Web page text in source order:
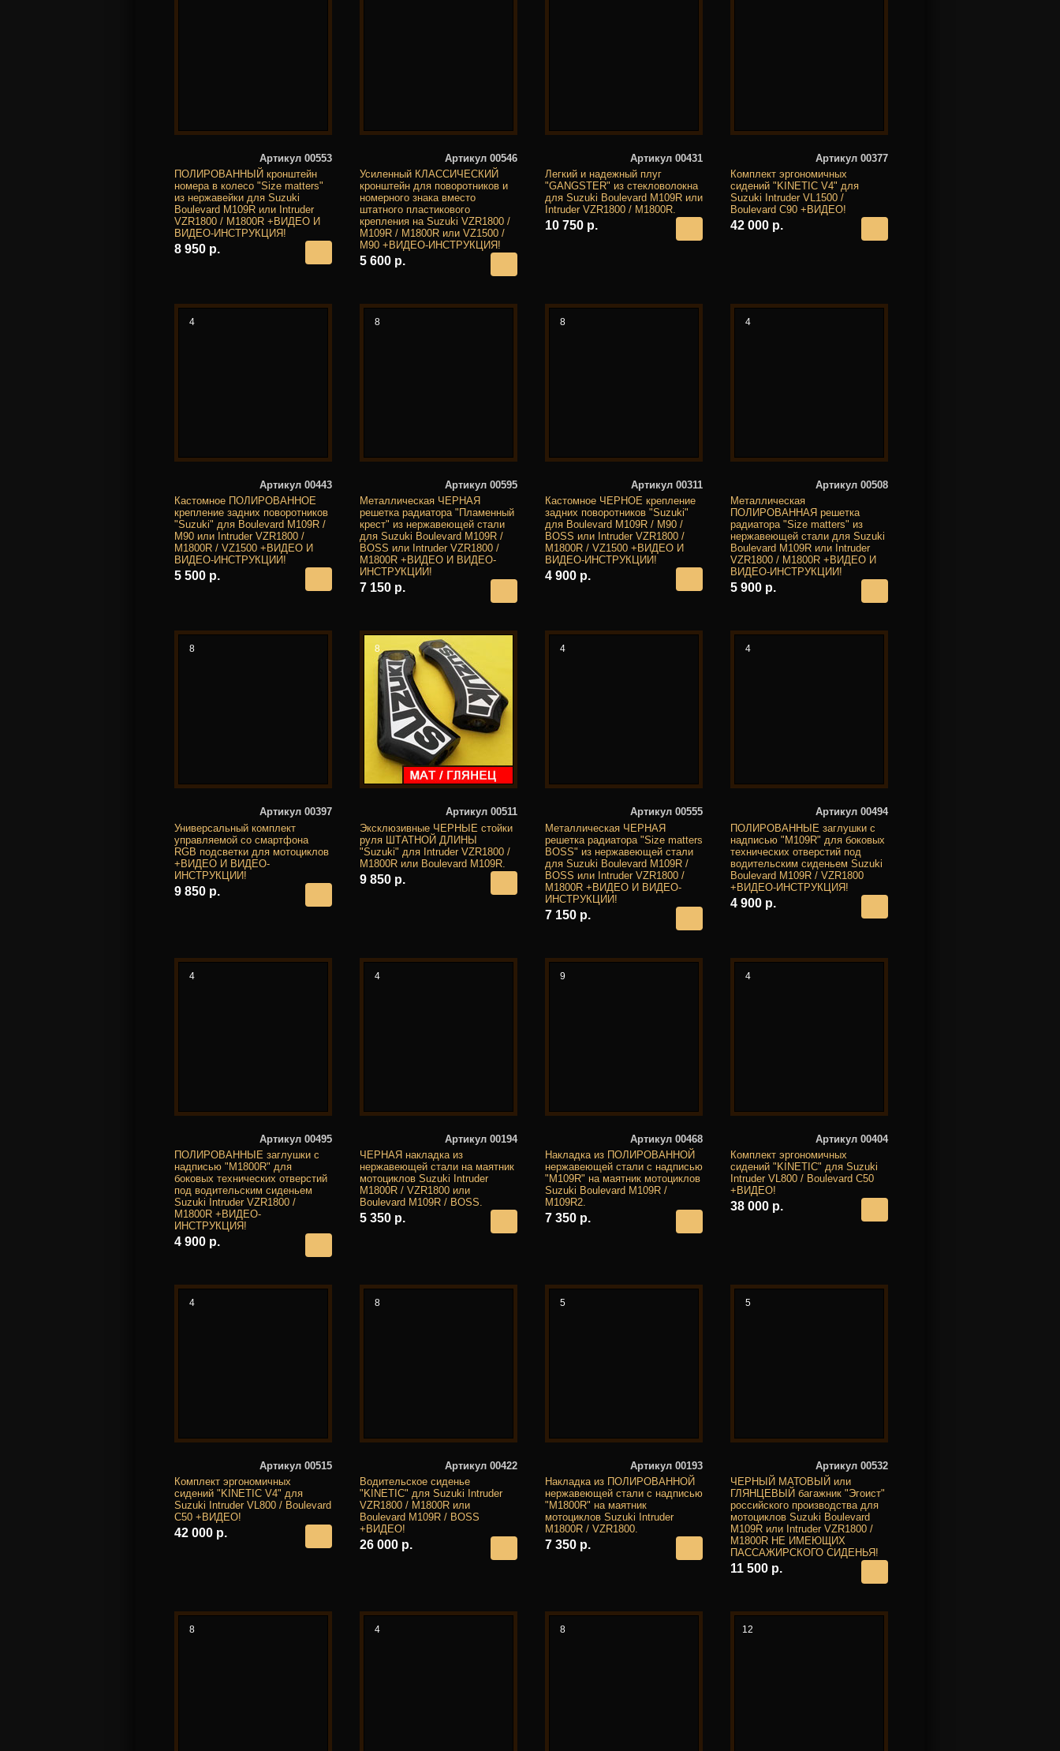
Артикул 00553
ПОЛИРОВАННЫЙ кронштейн
номера в колесо "Size matters"
из нержавейки для Suzuki
Boulevard M109R или Intruder
VZR1800 / M1800R +ВИДЕО И
ВИДЕО-ИНСТРУКЦИЯ!
8 950 р.
Артикул 00546
Усиленный КЛАССИЧЕСКИЙ
кронштейн для поворотников и
номерного знака вместо
штатного пластикового
крепления на Suzuki VZR1800 /
M109R / M1800R или VZ1500 /
M90 +ВИДЕО-ИНСТРУКЦИЯ!
5 600 р.
Артикул 00431
Легкий и надежный плуг
"GANGSTER" из стекловолокна
для Suzuki Boulevard M109R или
Intruder VZR1800 / M1800R.
10 750 р.
Артикул 00377
Комплект эргономичных
сидений "KINETIC V4" для
Suzuki Intruder VL1500 /
Boulevard C90 +ВИДЕО!
42 000 р.
4
Артикул 00443
Кастомное ПОЛИРОВАННОЕ
крепление задних поворотников
"Suzuki" для Boulevard M109R /
M90 или Intruder VZR1800 /
M1800R / VZ1500 +ВИДЕО И
ВИДЕО-ИНСТРУКЦИИ!
5 500 р.
8
Артикул 00595
Металлическая ЧЕРНАЯ
решетка радиатора "Пламенный
крест" из нержавеющей стали
для Suzuki Boulevard M109R /
BOSS или Intruder VZR1800 /
M1800R +ВИДЕО И ВИДЕО-
ИНСТРУКЦИИ!
7 150 р.
8
Артикул 00311
Кастомное ЧЕРНОЕ крепление
задних поворотников "Suzuki"
для Boulevard M109R / M90 /
BOSS или Intruder VZR1800 /
M1800R / VZ1500 +ВИДЕО И
ВИДЕО-ИНСТРУКЦИИ!
4 900 р.
4
Артикул 00508
Металлическая
ПОЛИРОВАННАЯ решетка
радиатора "Size matters" из
нержавеющей стали для Suzuki
Boulevard M109R или Intruder
VZR1800 / M1800R +ВИДЕО И
ВИДЕО-ИНСТРУКЦИИ!
5 900 р.
8
Артикул 00397
Универсальный комплект
управляемой со смартфона
RGB подсветки для мотоциклов
+ВИДЕО И ВИДЕО-
ИНСТРУКЦИИ!
9 850 р.
8
Артикул 00511
Эксклюзивные ЧЕРНЫЕ стойки
руля ШТАТНОЙ ДЛИНЫ
"Suzuki" для Intruder VZR1800 /
M1800R или Boulevard M109R.
9 850 р.
4
Артикул 00555
Металлическая ЧЕРНАЯ
решетка радиатора "Size matters
BOSS" из нержавеющей стали
для Suzuki Boulevard M109R /
BOSS или Intruder VZR1800 /
M1800R +ВИДЕО И ВИДЕО-
ИНСТРУКЦИИ!
7 150 р.
4
Артикул 00494
ПОЛИРОВАННЫЕ заглушки с
надписью "M109R" для боковых
технических отверстий под
водительским сиденьем Suzuki
Boulevard M109R / VZR1800
+ВИДЕО-ИНСТРУКЦИЯ!
4 900 р.
4
Артикул 00495
ПОЛИРОВАННЫЕ заглушки с
надписью "M1800R" для
боковых технических отверстий
под водительским сиденьем
Suzuki Intruder VZR1800 /
M1800R +ВИДЕО-
ИНСТРУКЦИЯ!
4 900 р.
4
Артикул 00194
ЧЕРНАЯ накладка из
нержавеющей стали на маятник
мотоциклов Suzuki Intruder
M1800R / VZR1800 или
Boulevard M109R / BOSS.
5 350 р.
9
Артикул 00468
Накладка из ПОЛИРОВАННОЙ
нержавеющей стали с надписью
"M109R" на маятник мотоциклов
Suzuki Boulevard M109R /
M109R2.
7 350 р.
4
Артикул 00404
Комплект эргономичных
сидений "KINETIC" для Suzuki
Intruder VL800 / Boulevard C50
+ВИДЕО!
38 000 р.
4
Артикул 00515
Комплект эргономичных
сидений "KINETIC V4" для
Suzuki Intruder VL800 / Boulevard
C50 +ВИДЕО!
42 000 р.
8
Артикул 00422
Водительское сиденье
"KINETIC" для Suzuki Intruder
VZR1800 / M1800R или
Boulevard M109R / BOSS
+ВИДЕО!
26 000 р.
5
Артикул 00193
Накладка из ПОЛИРОВАННОЙ
нержавеющей стали с надписью
"M1800R" на маятник
мотоциклов Suzuki Intruder
M1800R / VZR1800.
7 350 р.
5
Артикул 00532
ЧЕРНЫЙ МАТОВЫЙ или
ГЛЯНЦЕВЫЙ багажник "Эгоист"
российского производства для
мотоциклов Suzuki Boulevard
M109R или Intruder VZR1800 /
M1800R НЕ ИМЕЮЩИХ
ПАССАЖИРСКОГО СИДЕНЬЯ!
11 500 р.
8 4 8 12